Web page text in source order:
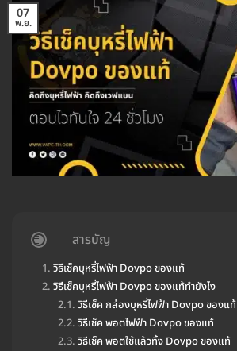
07
พ.ย.
สารบัญ
วิธีเช็คบุหรี่ไฟฟ้า Dovpo ของแท้
วิธีเช็คบุหรี่ไฟฟ้า Dovpo ของแท้ทำยังไง
วิธีเช็ค กล่องบุหรี่ไฟฟ้า Dovpo ของแท้
วิธีเช็ค พอตไฟฟ้า Dovpo ของแท้
วิธีเช็ค พอตใช้แล้วทิ้ง Dovpo ของแท้